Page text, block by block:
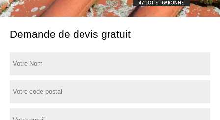
Demande de devis gratuit